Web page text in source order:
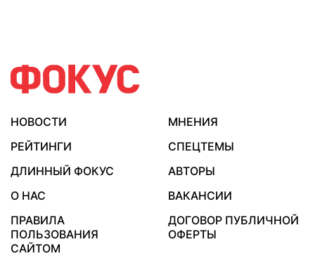
НОВОСТИ
МНЕНИЯ
РЕЙТИНГИ
СПЕЦТЕМЫ
ДЛИННЫЙ ФОКУС
АВТОРЫ
О НАС
ВАКАНСИИ
ПРАВИЛА
ПОЛЬЗОВАНИЯ
САЙТОМ
ДОГОВОР ПУБЛИЧНОЙ
ОФЕРТЫ